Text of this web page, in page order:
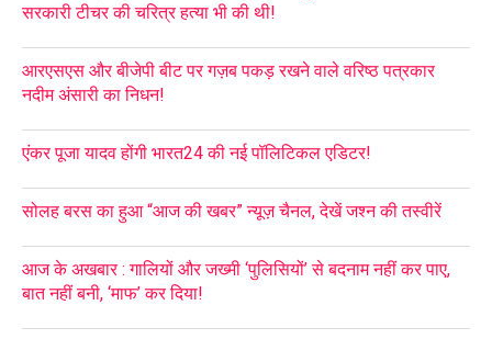
सरकारी टीचर की चरित्र हत्या भी की थी!
आरएसएस और बीजेपी बीट पर गज़ब पकड़ रखने वाले वरिष्ठ पत्रकार
नदीम अंसारी का निधन!
एंकर पूजा यादव होंगी भारत24 की नई पॉलिटिकल एडिटर!
सोलह बरस का हुआ “आज की खबर” न्यूज़ चैनल, देखें जश्न की तस्वीरें
आज के अखबार : गालियों और जख्मी ‘पुलिसियों’ से बदनाम नहीं कर पाए,
बात नहीं बनी, ‘माफ’ कर दिया!